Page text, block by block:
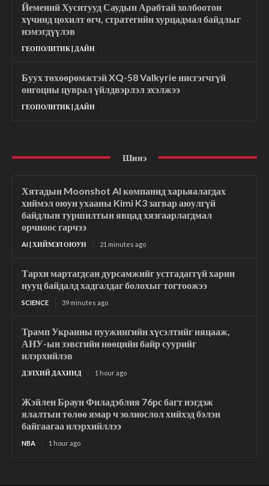
Йемений Хуситууд Саудын Арабтай холбоотон
хүчинд цохилт өгч, стратегийн хурцадмал байдлыг
нэмэгдүүлэв
ГЕОПОЛИТИК | ДАЙН
Буух төхөөрөмжтэй XQ-58 Valkyrie нисгэгчгүй
онгоцны цуврал үйлдвэрлэл эхэлжээ
ГЕОПОЛИТИК | ДАЙН
Шинэ
Хятадын Moonshot AI компанид харьяалагдах
хиймэл оюун ухааны Kimi K3 загвар аюулгүй
байдлын туршилтын явцад хязгаарлагдмал
орчноос гарчээ
AI | ХИЙМЭЛ ОЮУН 21 minutes ago
Тархи мартагдсан дурсамжийг устгадаггүй харин
нууц байдалд хадгалдаг болохыг тогтоожээ
SCIENCE 39 minutes ago
Трамп Украины пуужингийн хүсэлтийг няцааж,
АНУ-ын зэвсгийн нөөцийн байр суурийг
илэрхийлэв
ДЭЛХИЙ ДАХИНД 1 hour ago
Жэйлен Браун Филадэблия 76рс багт нэгдэж
ялалтын төлөө ямар ч золиослол хийхэд бэлэн
байгаагаа илэрхийллээ
NBA 1 hour ago